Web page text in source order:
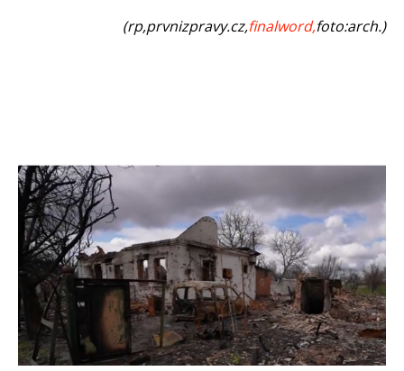
(rp,prvnizpravy.cz,finalword,foto:arch.)